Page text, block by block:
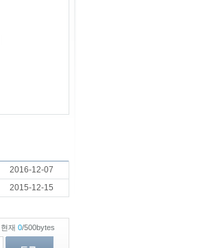
2016-12-07
2015-12-15
현재 0/500bytes